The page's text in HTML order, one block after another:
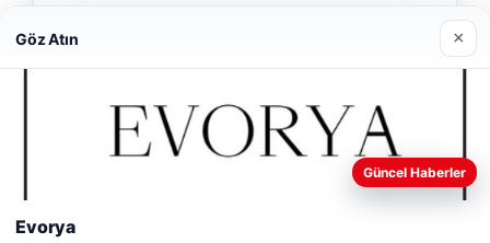
Prenses Night Club
04/29/2026
Web sitemizi nasıl kullandığınızı daha iyi anlayabilmek,
deneyiminizi kişiselleştirmek ve geliştirmek amacıyla çerezler
Göz Atın ×
Güncel Haberler
Evorya